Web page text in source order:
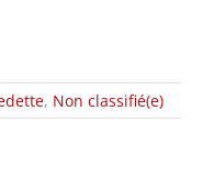
, Non classifié(e)